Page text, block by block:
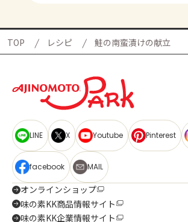
TOP レシピ 鮭の南蛮漬けの献立
LINE X Youtube Pinterest
facebook MAIL
オンラインショップ
味の素KK商品情報サイト
味の素KK企業情報サイト